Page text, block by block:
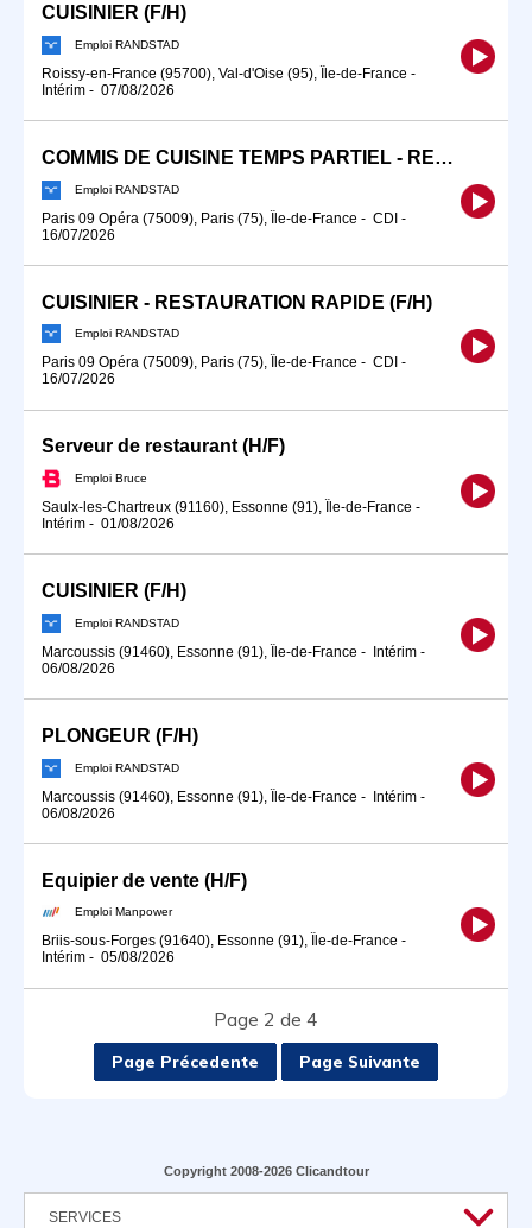
CUISINIER (F/H)
Emploi RANDSTAD
Roissy-en-France (95700), Val-d'Oise (95), Île-de-France -
Intérim - 07/08/2026
COMMIS DE CUISINE TEMPS PARTIEL - RESTAURATION RAPIDE (F/H)
Emploi RANDSTAD
Paris 09 Opéra (75009), Paris (75), Île-de-France - CDI -
16/07/2026
CUISINIER - RESTAURATION RAPIDE (F/H)
Emploi RANDSTAD
Paris 09 Opéra (75009), Paris (75), Île-de-France - CDI -
16/07/2026
Serveur de restaurant (H/F)
Emploi Bruce
Saulx-les-Chartreux (91160), Essonne (91), Île-de-France -
Intérim - 01/08/2026
CUISINIER (F/H)
Emploi RANDSTAD
Marcoussis (91460), Essonne (91), Île-de-France - Intérim -
06/08/2026
PLONGEUR (F/H)
Emploi RANDSTAD
Marcoussis (91460), Essonne (91), Île-de-France - Intérim -
06/08/2026
Equipier de vente (H/F)
Emploi Manpower
Briis-sous-Forges (91640), Essonne (91), Île-de-France -
Intérim - 05/08/2026
Page 2 de 4
Page Précedente Page Suivante
Copyright 2008-2026 Clicandtour
SERVICES